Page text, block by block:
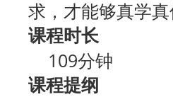
求，才能够真学
课程时长
109分钟
课程提纲